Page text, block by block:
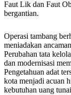
Faut Lik dan Faut
bergantian.
Operasi tambang
meniadakan
Perubahan tata
dan modernisasi
Pengetahuan adat
kota menjadi acuan
kebutuhan uang